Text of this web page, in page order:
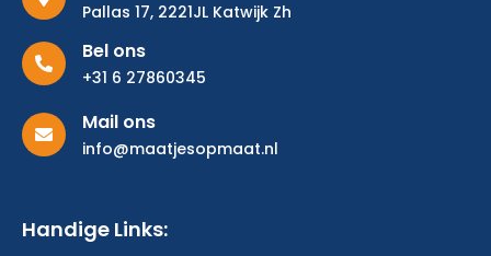
Pallas 17, 2221JL Katwijk Zh
Bel ons
+31 6 27860345
Mail ons
info@maatjesopmaat.nl
Handige Links: